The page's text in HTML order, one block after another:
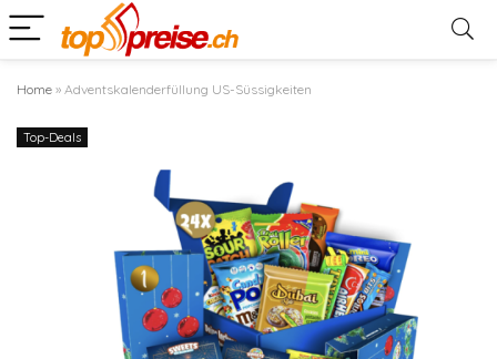
Home » Adventskalenderfüllung US-Süssigkeiten
Top-Deals